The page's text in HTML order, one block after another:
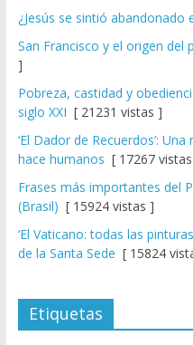
¿Jesús se sintió abandonado
San Francisco y el origen del
]
Pobreza, castidad y
siglo XXI [ 21231 vistas ]
‘El Dador de Recuerdos’:
hace humanos [ 17267
Frases más importantes del
(Brasil) [ 15924 vistas ]
‘El Vaticano: todas las
de la Santa Sede [ 15824
Etiquetas